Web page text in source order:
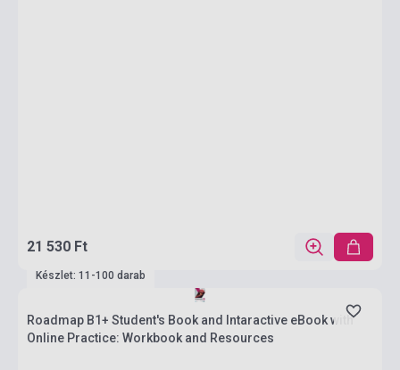
21 530 Ft
Készlet: 11-100 darab
Roadmap B1+ Student's Book and Intaractive eBook with
Online Practice: Workbook and Resources